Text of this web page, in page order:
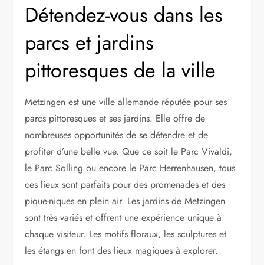
Détendez-vous dans les
parcs et jardins
pittoresques de la ville
Metzingen est une ville allemande réputée pour ses
parcs pittoresques et ses jardins. Elle offre de
nombreuses opportunités de se détendre et de
profiter d’une belle vue. Que ce soit le Parc Vivaldi,
le Parc Solling ou encore le Parc Herrenhausen, tous
ces lieux sont parfaits pour des promenades et des
pique-niques en plein air. Les jardins de Metzingen
sont très variés et offrent une expérience unique à
chaque visiteur. Les motifs floraux, les sculptures et
les étangs en font des lieux magiques à explorer.